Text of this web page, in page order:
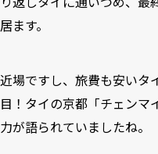
居ます。
近場ですし、旅費も安いタ
目！タイの京都「チェンマ
力が語られていましたね。